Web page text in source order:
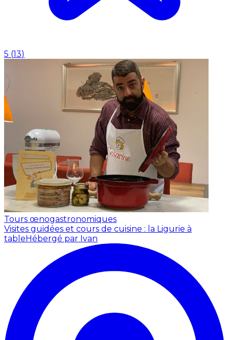
5 (13)
Tours œnogastronomiques
Visites guidées et cours de cuisine : la Ligurie à
table Hébergé par Ivan